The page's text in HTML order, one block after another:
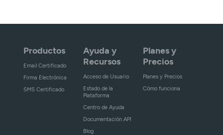
Productos
Email Certificado
Firma Electrónica
SMS Certificado
Ayuda y
Recursos
Acceso de Usuario
Estado de la
Plataforma
Centro de Ayuda
Documentación API
Blog
Planes y
Precios
Planes y Precios
Cómo funciona